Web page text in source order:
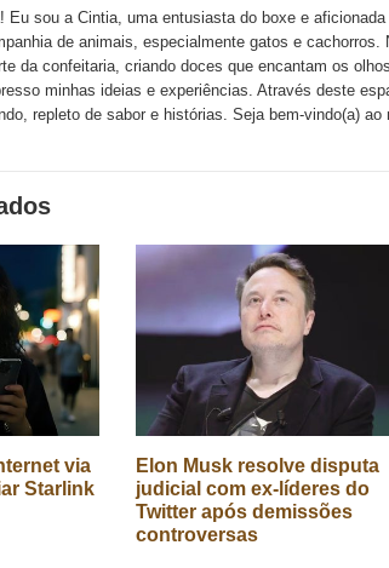
Eu sou a Cintia, uma entusiasta do boxe e
de animais, especialmente gatos e
da confeitaria, criando doces que encantam os
minhas ideias e experiências. Através deste
repleto de sabor e histórias. Seja bem-vindo(a)
via
Starlink
Elon Musk resolve disputa
judicial com ex-líderes do
Twitter após demissões
controversas